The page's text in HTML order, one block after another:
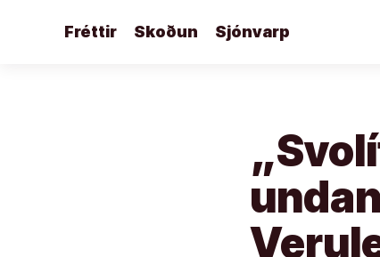
Fréttir Skoðun Sjónvarp